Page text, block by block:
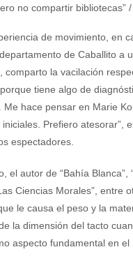
no compartir bibliotecas”
de movimiento, en
de Caballito a
comparto la vacilación
tiene algo de
Me hace pensar en Marie
Prefiero atesorar”,
espectadores.
el autor de “Bahía Blanca”,
Ciencias Morales”, entre
le causa el peso y la
la dimensión del tacto
aspecto fundamental en el